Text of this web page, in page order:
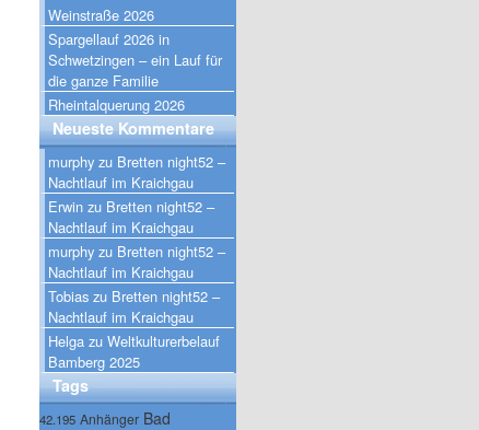
Weinstraße 2026
Spargellauf 2026 in
Schwetzingen – ein Lauf für
die ganze Familie
Rheintalquerung 2026
Neueste Kommentare
murphy zu Bretten night52 –
Nachtlauf im Kraichgau
Erwin zu Bretten night52 –
Nachtlauf im Kraichgau
murphy zu Bretten night52 –
Nachtlauf im Kraichgau
Tobias zu Bretten night52 –
Nachtlauf im Kraichgau
Helga zu Weltkulturerbelauf
Bamberg 2025
Tags
42.195 Anhänger Bad